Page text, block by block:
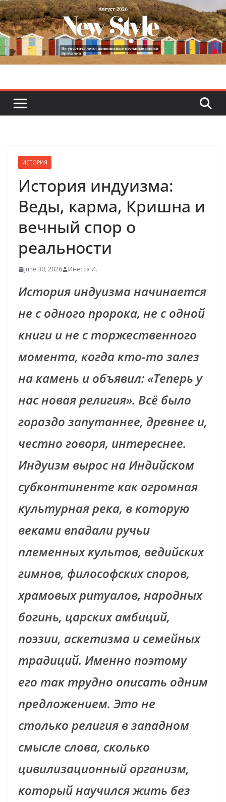
Skip
to
content
ИСТОРИЯ
История индуизма:
Веды, карма, Кришна и
вечный спор о
реальности
June 30, 2026 Инесса И.
История индуизма начинается
не с одного пророка, не с одной
книги и не с торжественного
момента, когда кто-то залез
на камень и объявил: «Теперь у
нас новая религия». Всё было
гораздо запутаннее, древнее и,
честно говоря, интереснее.
Индуизм вырос на Индийском
субконтиненте как огромная
культурная река, в которую
веками впадали ручьи
племенных культов, ведийских
гимнов, философских споров,
храмовых ритуалов, народных
богинь, царских амбиций,
поэзии, аскетизма и семейных
традиций. Именно поэтому
его так трудно описать одним
предложением. Это не
столько религия в западном
смысле слова, сколько
цивилизационный организм,
который научился жить без